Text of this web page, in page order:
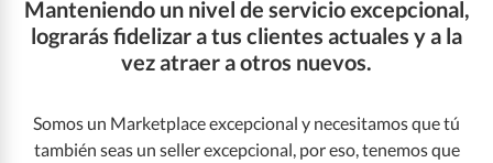
Manteniendo un nivel de servicio excepcional,
lograrás fidelizar a tus clientes actuales y a la
vez atraer a otros nuevos.
Somos un Marketplace excepcional y necesitamos que tú
también seas un seller excepcional, por eso, tenemos que